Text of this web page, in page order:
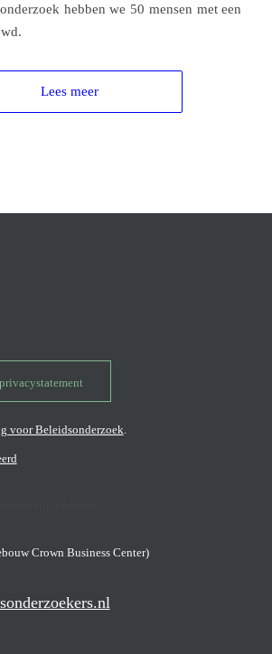
hebben we 50 mensen met een
Lees meer
voor Beleidsonderzoek
Crown Business Center)